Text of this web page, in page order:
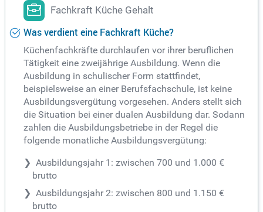
Fachkraft Küche Gehalt
Was verdient eine Fachkraft Küche?
Küchenfachkräfte durchlaufen vor ihrer beruflichen
Tätigkeit eine zweijährige Ausbildung. Wenn die
Ausbildung in schulischer Form stattfindet,
beispielsweise an einer Berufsfachschule, ist keine
Ausbildungsvergütung vorgesehen. Anders stellt sich
die Situation bei einer dualen Ausbildung dar. Sodann
zahlen die Ausbildungsbetriebe in der Regel die
folgende monatliche Ausbildungsvergütung:
Ausbildungsjahr 1: zwischen 700 und 1.000 €
brutto
Ausbildungsjahr 2: zwischen 800 und 1.150 €
brutto